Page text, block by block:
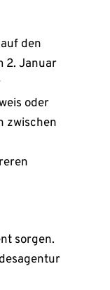
den
2. Januar
oder
zwischen
sorgen.